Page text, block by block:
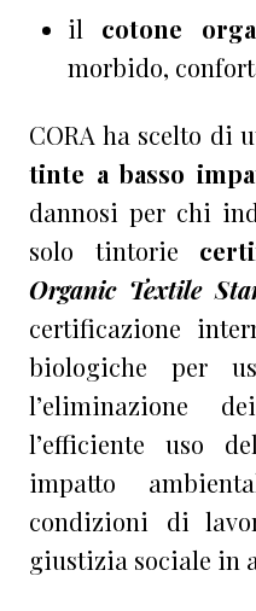
il cotone
morbido,
CORA ha scelto di
tinte a basso
dannosi per chi
solo tintorie
Organic Textile
certificazione
biologiche per
l’eliminazione
l’efficiente uso
impatto
condizioni di
giustizia sociale in